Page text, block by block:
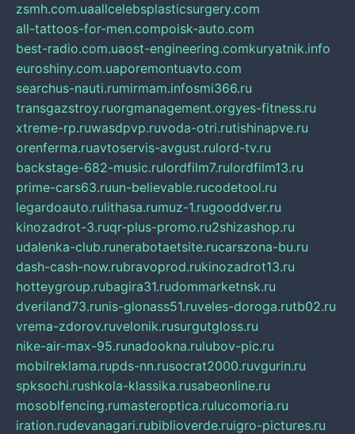
zsmh.com.uaallcelebsplasticsurgery.com
all-tattoos-for-men.compoisk-auto.com
best-radio.com.uaost-engineering.comkuryatnik.info
euroshiny.com.uaporemontuavto.com
searchus-nauti.rumirmam.infosmi366.ru
transgazstroy.ruorgmanagement.orgyes-fitness.ru
xtreme-rp.ruwasdpvp.ruvoda-otri.rutishinapve.ru
orenferma.ruavtoservis-avgust.rulord-tv.ru
backstage-682-music.rulordfilm7.rulordfilm13.ru
prime-cars63.ruun-believable.rucodetool.ru
legardoauto.rulithasa.rumuz-1.rugooddver.ru
kinozadrot-3.ruqr-plus-promo.ru2shizashop.ru
udalenka-club.runerabotaetsite.rucarszona-bu.ru
dash-cash-now.rubravoprod.rukinozadrot13.ru
hotteygroup.rubagira31.rudommarketnsk.ru
dveriland73.runis-glonass51.ruveles-doroga.rutb02.ru
vrema-zdorov.ruvelonik.rusurgutgloss.ru
nike-air-max-95.runadookna.rulubov-pic.ru
mobilreklama.rupds-nn.rusocrat2000.ruvgurin.ru
spksochi.rushkola-klassika.rusabeonline.ru
mosoblfencing.rumasteroptica.rulucomoria.ru
iration.rudevanagari.rubiblioverde.ruigro-pictures.ru